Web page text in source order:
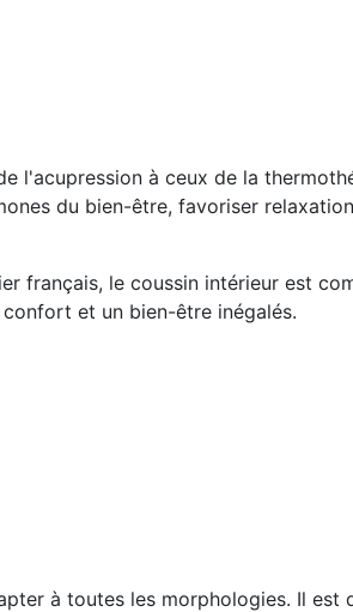
l'acupression à ceux de la
du bien-être, favoriser
français, le coussin intérieur est
et un bien-être inégalés.
à toutes les morphologies. Il est